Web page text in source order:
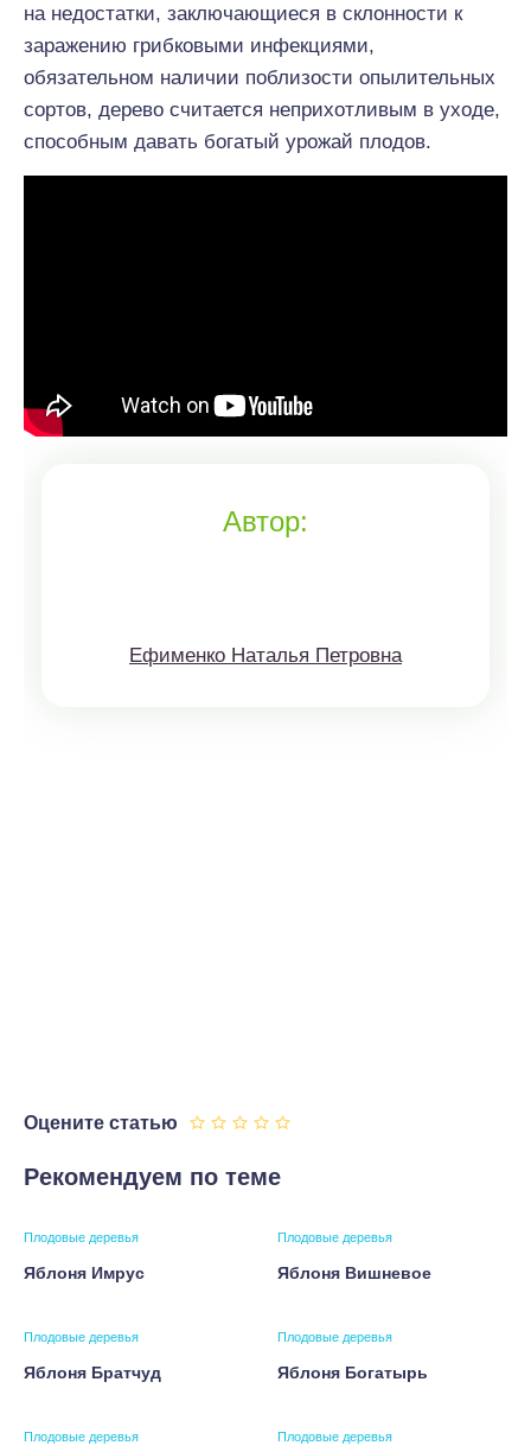
на недостатки, заключающиеся в склонности к
заражению грибковыми инфекциями,
обязательном наличии поблизости опылительных
сортов, дерево считается неприхотливым в уходе,
способным давать богатый урожай плодов.
Автор:
Ефименко Наталья Петровна
Оцените статью
Рекомендуем по теме
Плодовые деревья
Яблоня Имрус
Плодовые деревья
Яблоня Вишневое
Плодовые деревья
Яблоня Братчуд
Плодовые деревья
Яблоня Богатырь
Плодовые деревья Плодовые деревья